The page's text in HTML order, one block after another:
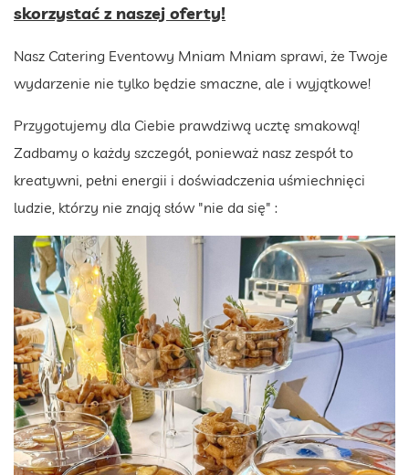
skorzystać z naszej oferty!
Nasz Catering Eventowy Mniam Mniam sprawi, że Twoje
wydarzenie nie tylko będzie smaczne, ale i wyjątkowe!
Przygotujemy dla Ciebie prawdziwą ucztę smakową!
Zadbamy o każdy szczegół, ponieważ nasz zespół to
kreatywni, pełni energii i doświadczenia uśmiechnięci
ludzie, którzy nie znają słów "nie da się" :